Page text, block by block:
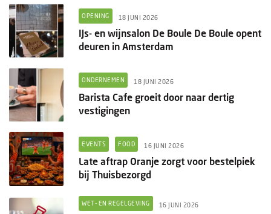
OPENING 18 JUNI 2026
IJs- en wijnsalon De Boule De Boule opent
deuren in Amsterdam
ONDERNEMEN 18 JUNI 2026
Barista Cafe groeit door naar dertig
vestigingen
EVENTS FOOD 16 JUNI 2026
Late aftrap Oranje zorgt voor bestelpiek
bij Thuisbezorgd
WET- EN REGELGEVING 16 JUNI 2026